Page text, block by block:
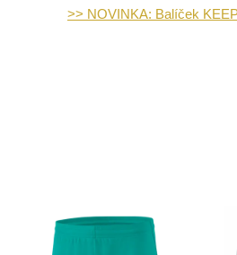
>> NOVINKA: Balíček